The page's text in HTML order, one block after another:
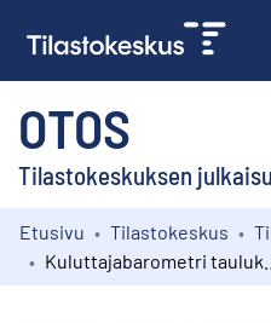
OTOS
Tilastokeskuksen
Kokoelmat
Etusivu Tilastokeskus